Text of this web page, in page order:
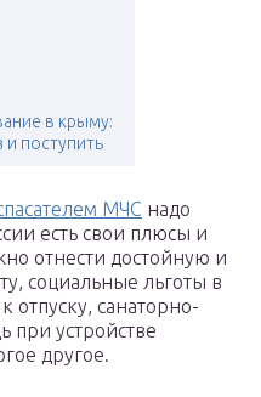
в крыму:
и поступить
МЧС надо
есть свои плюсы и
отнести достойную и
социальные льготы в
отпуску, санаторно-
при устройстве
другое.